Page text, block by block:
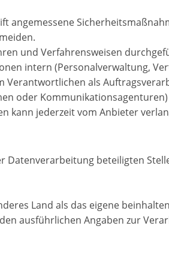
angemessene
und Verfahrensweisen
intern (Personalverwaltung,
Verantwortlichen als
oder
kann jederzeit vom Anbieter
Datenverarbeitung beteiligten
Land als das eigene
ausführlichen Angaben zur